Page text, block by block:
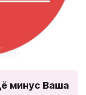
минус Ваша